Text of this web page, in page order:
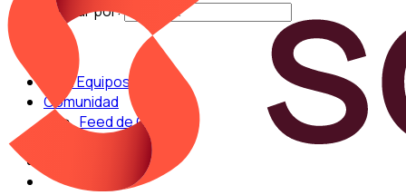
Buscar por:
Para Equipos
Comunidad
Feed de Cocina